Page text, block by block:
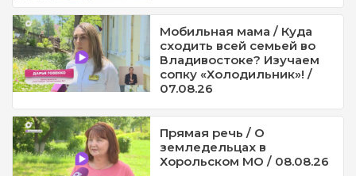
Мобильная мама / Куда
сходить всей семьей во
Владивостоке? Изучаем
сопку «Холодильник»! /
07.08.26
Прямая речь / О
земледельцах в
Хорольском МО / 08.08.26